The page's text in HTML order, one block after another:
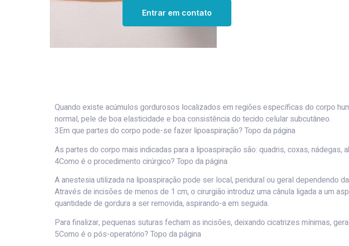
Entrar em contato
Quando existe acúmulos gordurosos localizados em regiões específicas do corpo
normal, pele de boa elasticidade e boa consistência do tecido celular subcutâneo.
3Em que partes do corpo pode-se fazer lipoaspiração? Topo da página
As partes do corpo mais indicadas para a lipoaspiração são: quadris, coxas,
4Como é o procedimento cirúrgico? Topo da página
A anestesia utilizada na lipoaspiração pode ser local, peridural ou geral dependendo
Através de incisões de menos de 1 cm, o cirurgião introduz uma cânula ligada a um
quantidade de gordura a ser removida, aspirando-a em seguida.
Para finalizar, pequenas suturas fecham as incisões, deixando cicatrizes mínimas,
5Como é o pós-operatório? Topo da página